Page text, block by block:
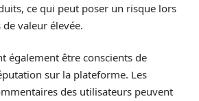
ce qui peut poser un risque lors
de valeur élevée.
également être conscients de
sur la plateforme. Les
des utilisateurs peuvent